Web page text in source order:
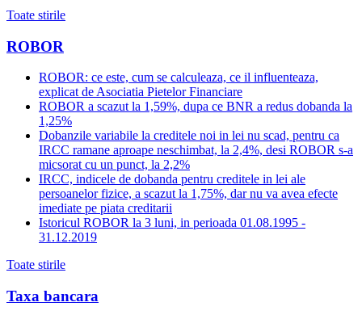
Toate stirile
ROBOR
ROBOR: ce este, cum se calculeaza, ce il influenteaza,
explicat de Asociatia Pietelor Financiare
ROBOR a scazut la 1,59%, dupa ce BNR a redus dobanda la
1,25%
Dobanzile variabile la creditele noi in lei nu scad, pentru ca
IRCC ramane aproape neschimbat, la 2,4%, desi ROBOR s-a
micsorat cu un punct, la 2,2%
IRCC, indicele de dobanda pentru creditele in lei ale
persoanelor fizice, a scazut la 1,75%, dar nu va avea efecte
imediate pe piata creditarii
Istoricul ROBOR la 3 luni, in perioada 01.08.1995 -
31.12.2019
Toate stirile
Taxa bancara